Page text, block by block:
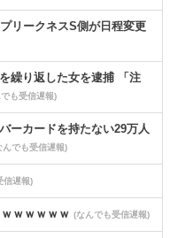
リークネスS側が日程変更
繰り返した女を逮捕 「注
も受信遅報)
ーカードを持たない29万人
んでも受信遅報)
信遅報)
ｗｗｗｗｗ (なんでも受信遅報)